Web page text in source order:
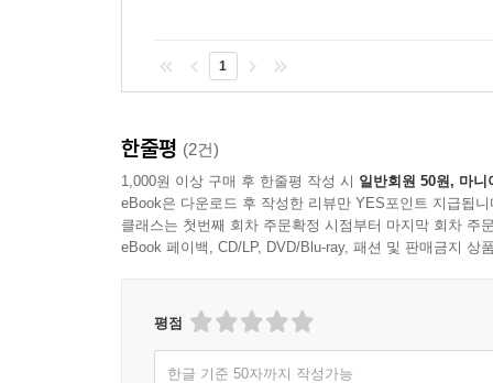
1
한줄평 (2건)
1,000원 이상 구매 후 한줄평 작성 시 일반회원 50원, 마니
eBook은 다운로드 후 작성한 리뷰만 YES포인트 지급됩니
클래스는 첫번째 회차 주문확정 시점부터 마지막 회차 주
eBook 페이백, CD/LP, DVD/Blu-ray, 패션 및 판매금지 상
평점
한글 기준 50자까지 작성가능